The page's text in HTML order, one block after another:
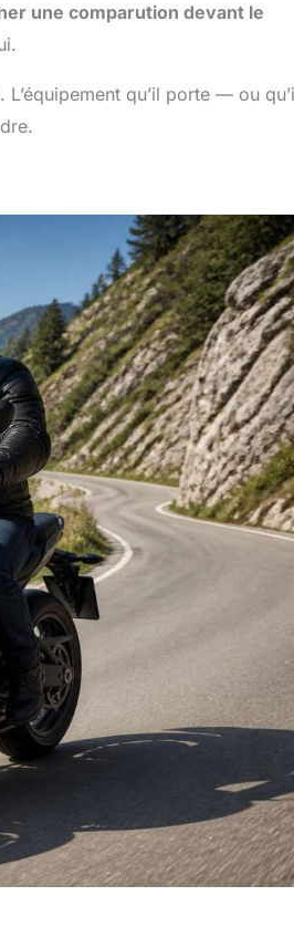
une comparution devant le
qu’il porte — ou